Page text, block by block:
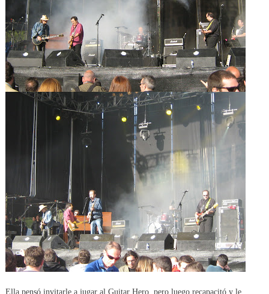
Ella pensó invitarle a jugar al Guitar Hero, pero luego recapacitó y le